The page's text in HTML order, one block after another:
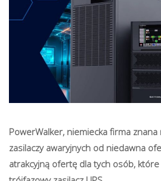
PowerWalker, niemiecka firma
zasilaczy awaryjnych od niedawna
atrakcyjną ofertę dla tych osób,